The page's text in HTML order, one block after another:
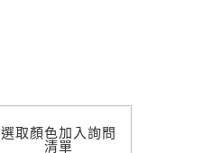
選取顏色加入詢問
清單